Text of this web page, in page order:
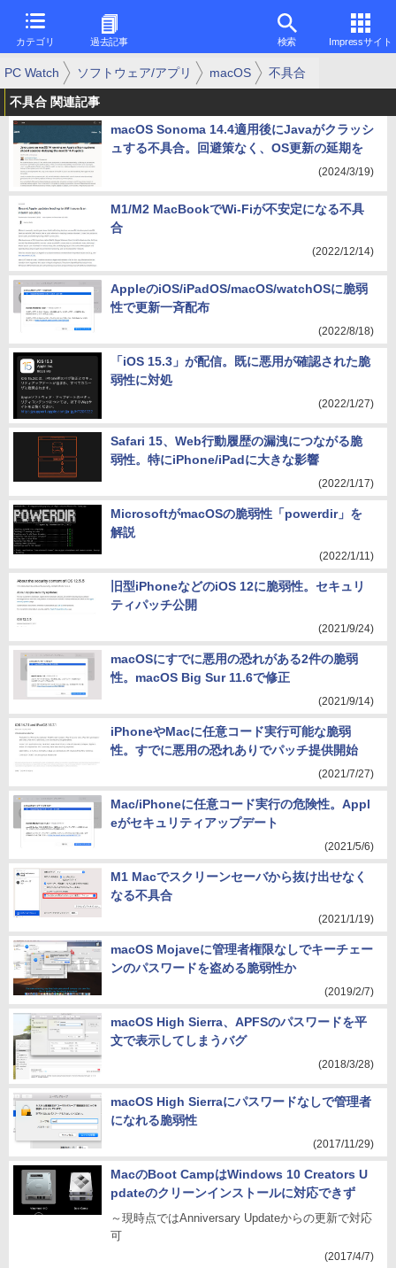
カテゴリ 過去記事 検索 Impressサイト
PC Watch ソフトウェア/アプリ macOS 不具合
不具合 関連記事
macOS Sonoma 14.4適用後にJavaがクラッシ
ュする不具合。回避策なく、OS更新の延期を
(2024/3/19)
M1/M2 MacBookでWi-Fiが不安定になる不具
合
(2022/12/14)
AppleのiOS/iPadOS/macOS/watchOSに脆弱
性で更新一斉配布
(2022/8/18)
「iOS 15.3」が配信。既に悪用が確認された脆
弱性に対処
(2022/1/27)
Safari 15、Web行動履歴の漏洩につながる脆
弱性。特にiPhone/iPadに大きな影響
(2022/1/17)
MicrosoftがmacOSの脆弱性「powerdir」を
解説
(2022/1/11)
旧型iPhoneなどのiOS 12に脆弱性。セキュリ
ティパッチ公開
(2021/9/24)
macOSにすでに悪用の恐れがある2件の脆弱
性。macOS Big Sur 11.6で修正
(2021/9/14)
iPhoneやMacに任意コード実行可能な脆弱
性。すでに悪用の恐れありでパッチ提供開始
(2021/7/27)
Mac/iPhoneに任意コード実行の危険性。Appl
eがセキュリティアップデート
(2021/5/6)
M1 Macでスクリーンセーバから抜け出せなく
なる不具合
(2021/1/19)
macOS Mojaveに管理者権限なしでキーチェー
ンのパスワードを盗める脆弱性か
(2019/2/7)
macOS High Sierra、APFSのパスワードを平
文で表示してしまうバグ
(2018/3/28)
macOS High Sierraにパスワードなしで管理者
になれる脆弱性
(2017/11/29)
MacのBoot CampはWindows 10 Creators U
pdateのクリーンインストールに対応できず
～現時点ではAnniversary Updateからの更新で対応
可
(2017/4/7)